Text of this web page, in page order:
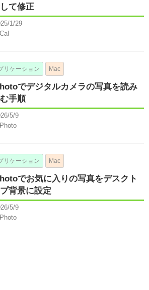
て修正
1/29
リケーション Mac
でデジタルカメラの写真を読み
手順
5/9
リケーション Mac
でお気に入りの写真をデスクト
背景に設定
5/9